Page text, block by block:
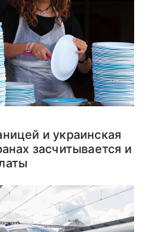
и украинская
засчитывается и